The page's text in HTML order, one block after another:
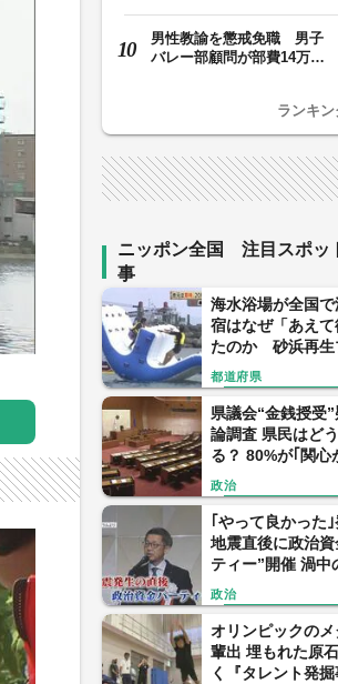
男性教諭を懲戒免職 男子
バレー部顧問が部費14万円
ランキ
ニッポン全国 注目スポッ
事
海水浴場が全国
宿はなぜ「あえ
たのか 砂浜再生
トの舞台裏
都道府県
県議会“金銭授受
論調査 県民はど
る？ 80%が｢関心
元県議の会見 信
か1% 【福岡発】
政治
｢やって良かった
地震直後に政治
ティー”開催 渦中
党県議団トップを
【福岡発】
政治
オリンピックの
輩出 埋もれた原
く『タレント発